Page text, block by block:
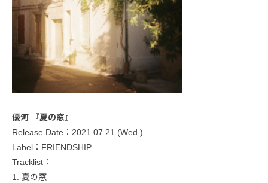
優河 『夏の窓』
Release Date：2021.07.21 (Wed.)
Label：FRIENDSHIP.
Tracklist：
1. 夏の窓